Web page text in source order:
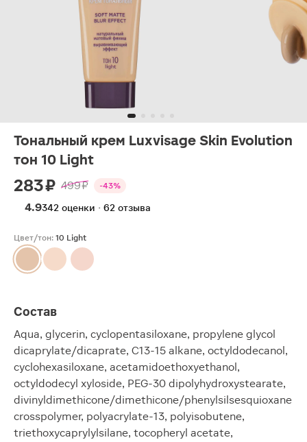
Тональный крем Luxvisage Skin Evolution
тон 10 Light
283 ₽ 499 ₽ -43%
4.9342 оценки · 62 отзыва
Цвет/тон: 10 Light
Состав
Aqua, glycerin, cyclopentasiloxane, propylene glycol
dicaprylate/dicaprate, C13-15 alkane, octyldodecanol,
cyclohexasiloxane, acetamidoethoxyethanol,
octyldodecyl xyloside, PEG-30 dipolyhydroxystearate,
divinyldimethicone/dimethicone/phenylsilsesquioxane
crosspolymer, polyacrylate-13, polyisobutene,
triethoxycaprylylsilane, tocopheryl acetate,